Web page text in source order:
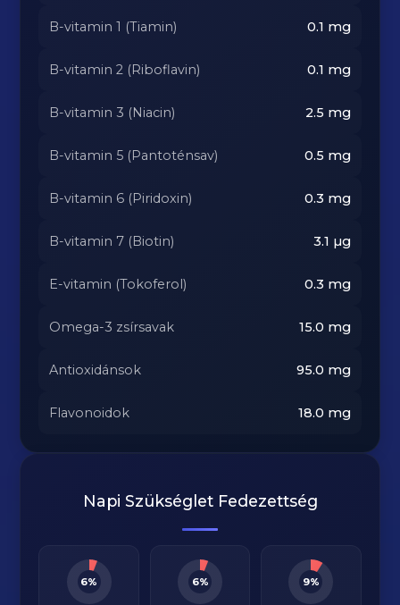
B-vitamin 1 (Tiamin) 0.1 mg
B-vitamin 2 (Riboflavin) 0.1 mg
B-vitamin 3 (Niacin) 2.5 mg
B-vitamin 5 (Pantoténsav) 0.5 mg
B-vitamin 6 (Piridoxin) 0.3 mg
B-vitamin 7 (Biotin) 3.1 µg
E-vitamin (Tokoferol) 0.3 mg
Omega-3 zsírsavak 15.0 mg
Antioxidánsok 95.0 mg
Flavonoidok 18.0 mg
Napi Szükséglet Fedezettség
6% 6% 9%